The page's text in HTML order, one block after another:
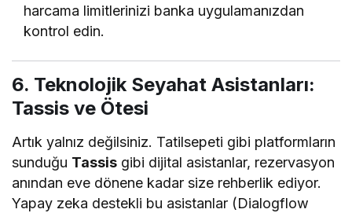
harcama limitlerinizi banka uygulamanızdan
kontrol edin.
6. Teknolojik Seyahat Asistanları:
Tassis ve Ötesi
Artık yalnız değilsiniz. Tatilsepeti gibi platformların
sunduğu Tassis gibi dijital asistanlar, rezervasyon
anından eve dönene kadar size rehberlik ediyor.
Yapay zeka destekli bu asistanlar (Dialogflow